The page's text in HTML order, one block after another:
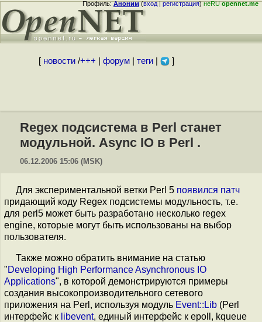
Профиль:Аноним(вход|регистрация)неRUopennet.me
[ новости/+++ форум| теги| ]
Regex подсистема в Perl станет
модульной. Async IO в Perl .
06.12.2006 15:06 (MSK)
Для экспериментальной ветки Perl 5 появился патч
придающий коду Regex подсистемы модульность, т.е.
для perl5 может быть разработано несколько regex
engine, которые могут быть использованы на выбор
пользователя.
Также можно обратить внимание на статью
"Developing High Performance Asynchronous IO
Applications", в которой демонстрируются примеры
создания высокопроизводительного сетевого
приложения на Perl, используя модуль Event::Lib (Perl
интерфейс к libevent, единый интерфейс к epoll, kqueue